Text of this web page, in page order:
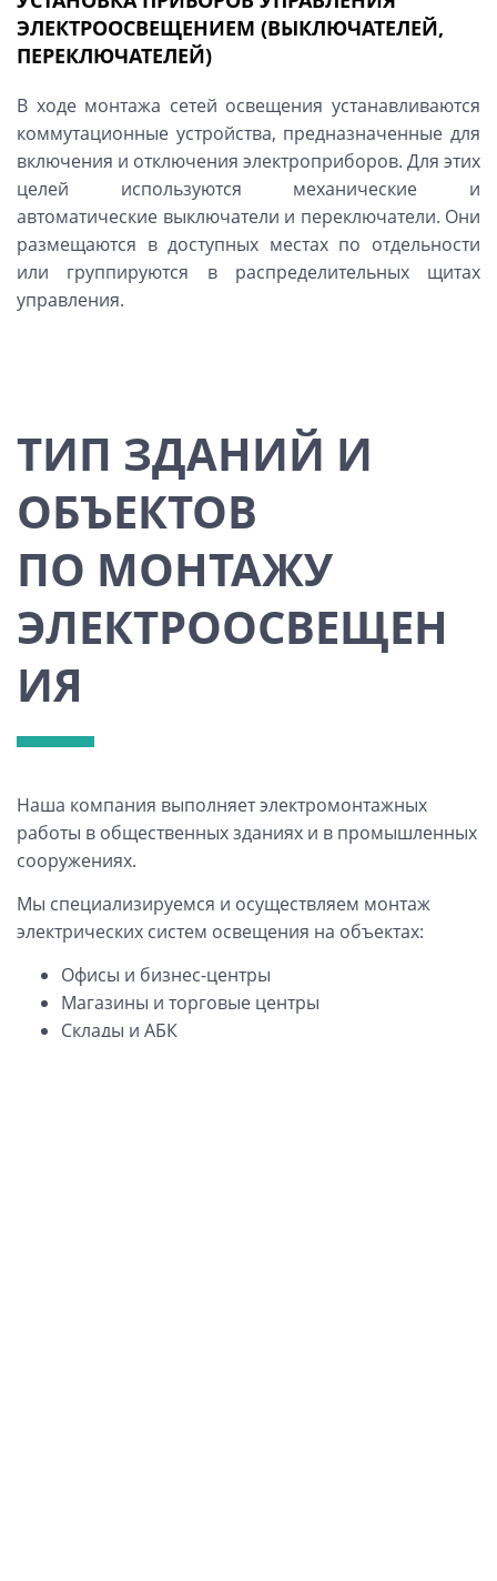
ЭЛЕКТРООСВЕЩЕНИЕМ (ВЫКЛЮЧАТЕЛЕЙ,
ПЕРЕКЛЮЧАТЕЛЕЙ)
В ходе монтажа сетей освещения устанавливаются
коммутационные устройства, предназначенные для
включения и отключения электроприборов. Для этих
целей используются механические и
автоматические выключатели и переключатели. Они
размещаются в доступных местах по отдельности
или группируются в распределительных щитах
управления.
ТИП ЗДАНИЙ И
ОБЪЕКТОВ
ПО МОНТАЖУ
ЭЛЕКТРООСВЕЩЕН
ИЯ
Наша компания выполняет электромонтажных
работы в общественных зданиях и в промышленных
сооружениях.
Мы специализируемся и осуществляем монтаж
электрических систем освещения на объектах:
Офисы и бизнес-центры
Магазины и торговые центры
Склады и АБК